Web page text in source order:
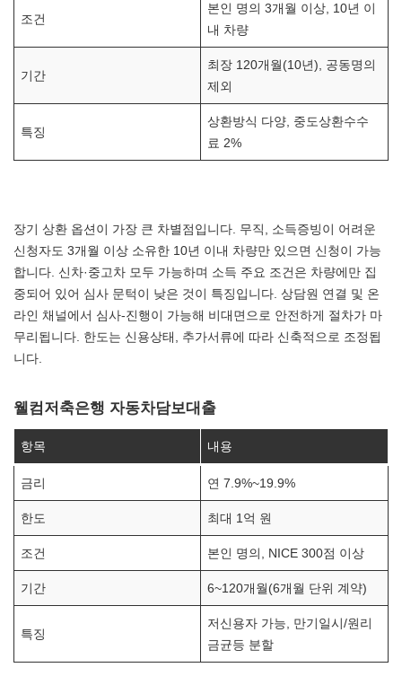
조건
본인 명의 3개월 이상, 10년 이
내 차량
기간
최장 120개월(10년), 공동명의
제외
특징
상환방식 다양, 중도상환수수
료 2%
장기 상환 옵션이 가장 큰 차별점입니다. 무직, 소득증빙이 어려운
신청자도 3개월 이상 소유한 10년 이내 차량만 있으면 신청이 가능
합니다. 신차·중고차 모두 가능하며 소득 주요 조건은 차량에만 집
중되어 있어 심사 문턱이 낮은 것이 특징입니다. 상담원 연결 및 온
라인 채널에서 심사-진행이 가능해 비대면으로 안전하게 절차가 마
무리됩니다. 한도는 신용상태, 추가서류에 따라 신축적으로 조정됩
니다.
웰컴저축은행 자동차담보대출
항목 내용
금리 연 7.9%~19.9%
한도 최대 1억 원
조건 본인 명의, NICE 300점 이상
기간 6~120개월(6개월 단위 계약)
특징
저신용자 가능, 만기일시/원리
금균등 분할